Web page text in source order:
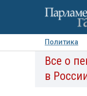
Политика
Авторы
Все о
в